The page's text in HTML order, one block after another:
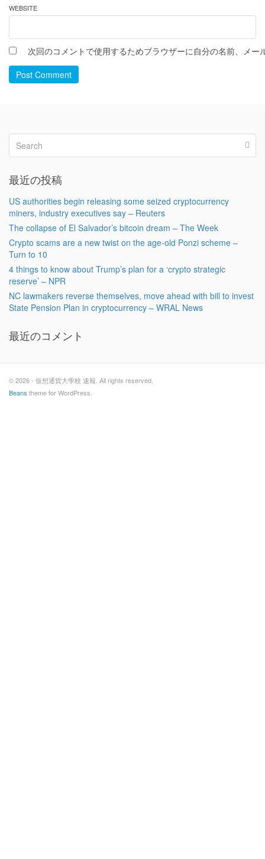
WEBSITE
次回のコメントで使用するためブラウザーに自分の名前、メー
Post Comment
最近の投稿
US authorities begin releasing some seized cryptocurrency
miners, industry executives say – Reuters
The collapse of El Salvador’s bitcoin dream – The Week
Crypto scams are a new twist on the age-old Ponzi scheme –
Turn to 10
4 things to know about Trump’s plan for a ‘crypto strategic
reserve’ – NPR
NC lawmakers reverse themselves, move ahead with bill to invest
State Pension Plan in cryptocurrency – WRAL News
最近のコメント
© 2026 - 仮想通貨大學校 速報. All rights reserved.
Beans theme for WordPress.